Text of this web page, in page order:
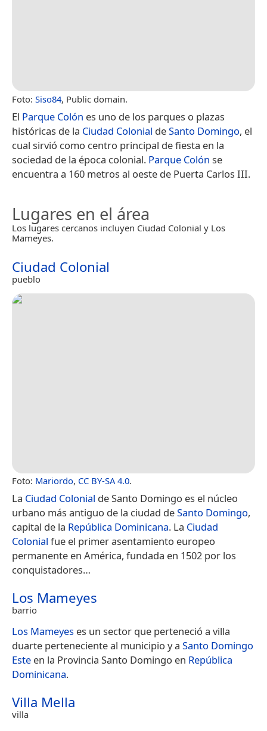
Foto: Siso84, Public domain.
El Parque Colón es uno de los parques o plazas
históricas de la Ciudad Colonial deSanto Domingo, el
cual sirvió como centro principal de fiesta en la
sociedad de la época colonial. Parque Colón se
encuentra a 160 metros al oeste de Puerta Carlos III.
Lugares en el área
Los lugares cercanos incluyen Ciudad Colonial y Los
Mameyes.
Ciudad Colonial
pueblo
Foto: Mariordo, CC BY-SA 4.0.
La Ciudad Colonial de Santo Domingo es el núcleo
urbano más antiguo de la ciudad deSanto Domingo,
capital de la República Dominicana. La Ciudad
Colonial fue el primer asentamiento europeo
permanente en América, fundada en 1502 por los
conquistadores…
Los Mameyes
barrio
Los Mameyes es un sector que perteneció a villa
duarte perteneciente al municipio y a Santo Domingo
Este en la Provincia Santo Domingo en República
Dominicana.
Villa Mella
villa